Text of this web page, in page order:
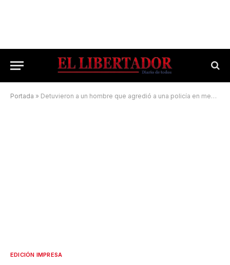
Portada » Detuvieron a un hombre que agredió a una policía en medio de un operativo de control vehicular
EDICIÓN IMPRESA